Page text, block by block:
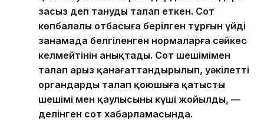
заңсыз деп тануды талап еткен. Сот
көпбалалы отбасыға берілген тұрғын үйдің
заңнамада белгіленген нормаларға сәйкес
келмейтінін анықтады. Сот шешімімен
талап арыз қанағаттандырылып, уәкілетті
органдардың талап қоюшыға қатысты
шешімі мен қаулысының күші жойылды, —
делінген сот хабарламасында.